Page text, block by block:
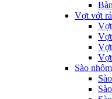
Vợt vớt
Sào